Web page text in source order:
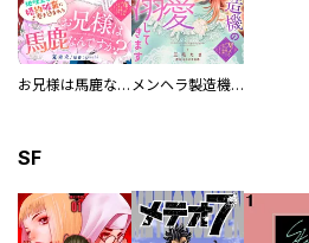
お兄様は馬鹿なんですか？～地味王女は婚約破棄に巻き込まれる～ メンヘラ製造機の公爵令息（過保護）が溺愛してきます
SF